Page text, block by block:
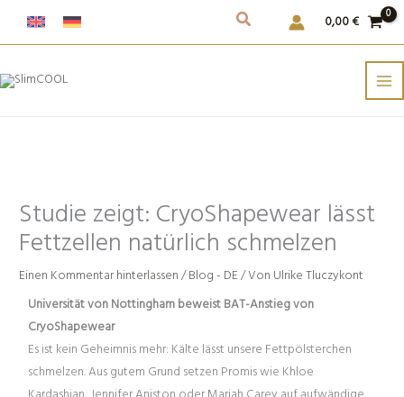
0,00€
Studie zeigt: CryoShapewear lässt
Fettzellen natürlich schmelzen
Einen Kommentar hinterlassen/Blog - DE/ Von Ulrike Tluczykont
Universität von Nottingham beweist BAT-Anstieg von
CryoShapewear
Es ist kein Geheimnis mehr: Kälte lässt unsere Fettpölsterchen
schmelzen. Aus gutem Grund setzen Promis wie Khloe